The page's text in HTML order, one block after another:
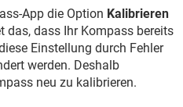
App die Option Kalibrieren
das, dass Ihr Kompass bereits
Einstellung durch Fehler
werden. Deshalb
neu zu kalibrieren.